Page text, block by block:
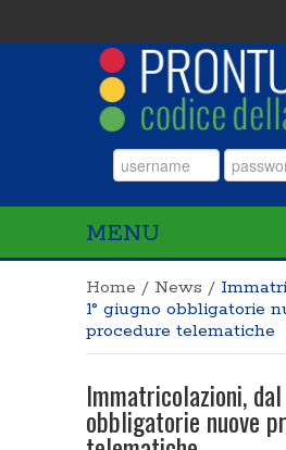
MENU
Home / News /
1° giugno obbligatorie
procedure telematiche
Immatricolazioni,
obbligatorie nuove